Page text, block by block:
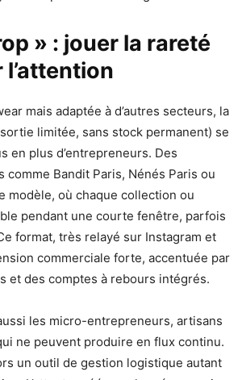
» : jouer la rareté
mais adaptée à d’autres secteurs, la
limitée, sans stock permanent) se
en plus d’entrepreneurs. Des
comme Bandit Paris, Nénés Paris ou
modèle, où chaque collection ou
pendant une courte fenêtre, parfois
format, très relayé sur Instagram et
commerciale forte, accentuée par
et des comptes à rebours intégrés.
les micro-entrepreneurs, artisans
ne peuvent produire en flux continu.
un outil de gestion logistique autant